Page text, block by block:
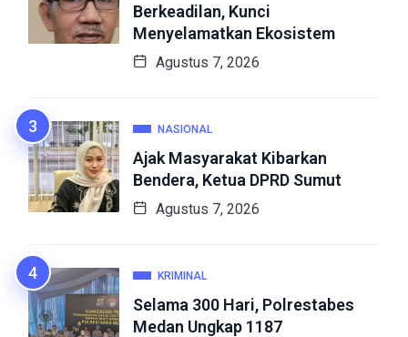
Berkeadilan, Kunci
Menyelamatkan Ekosistem
Agustus 7, 2026
NASIONAL
Ajak Masyarakat Kibarkan
Bendera, Ketua DPRD Sumut
Agustus 7, 2026
KRIMINAL
Selama 300 Hari, Polrestabes
Medan Ungkap 1187